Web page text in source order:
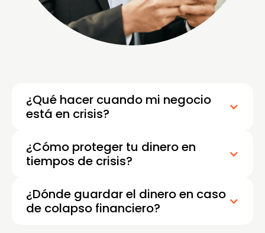
¿Qué hacer cuando mi negocio
está en crisis?
¿Cómo proteger tu dinero en
tiempos de crisis?
¿Dónde guardar el dinero en caso
de colapso financiero?